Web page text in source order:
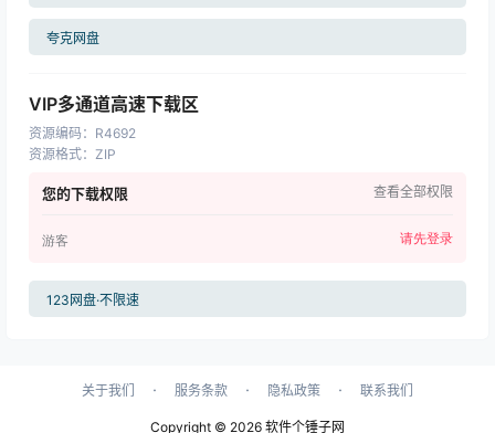
夸克网盘
VIP多通道高速下载区
资源编码： R4692
资源格式： ZIP
您的下载权限 查看全部权限
游客 请先登录
123网盘·不限速
关于我们 · 服务条款 · 隐私政策 · 联系我们
Copyright © 2026 软件个锤子网